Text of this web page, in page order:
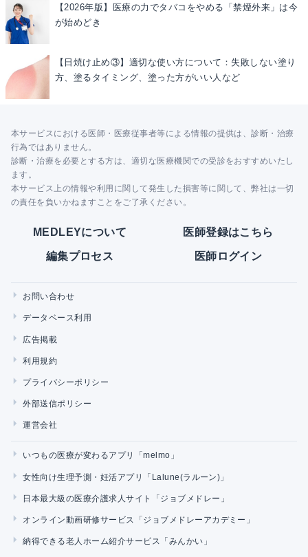
【2026年版】医療の力でタバコをやめる「禁煙外来」は今
が始めどき
【日焼け止め③】適切な使い方について：失敗しない塗り
方、塗るタイミング、塗った方がいい人など
本サービスにおける医師・医療従事者等による情報の提供は、診断・治療
行為ではありません。
診断・治療を必要とする方は、適切な医療機関での受診をおすすめいたし
ます。
本サービス上の情報や利用に関して発生した損害等に関して、弊社は一切
の責任を負いかねますことをご了承ください。
MEDLEYについて 医師登録はこちら
編集プロセス 医師ログイン
お問い合わせ
データベース利用
広告掲載
利用規約
プライバシーポリシー
外部送信ポリシー
運営会社
いつもの医療が変わるアプリ「melmo」
女性向け生理予測・妊活アプリ「Lalune(ラルーン)」
日本最大級の医療介護求人サイト「ジョブメドレー」
オンライン動画研修サービス「ジョブメドレーアカデミー」
納得できる老人ホーム紹介サービス「みんかい」